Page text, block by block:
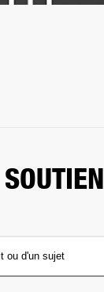
ou d'un sujet